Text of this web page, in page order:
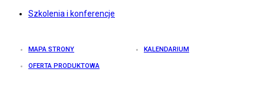
Szkolenia i konferencje
MAPA STRONY KALENDARIUM
OFERTA PRODUKTOWA